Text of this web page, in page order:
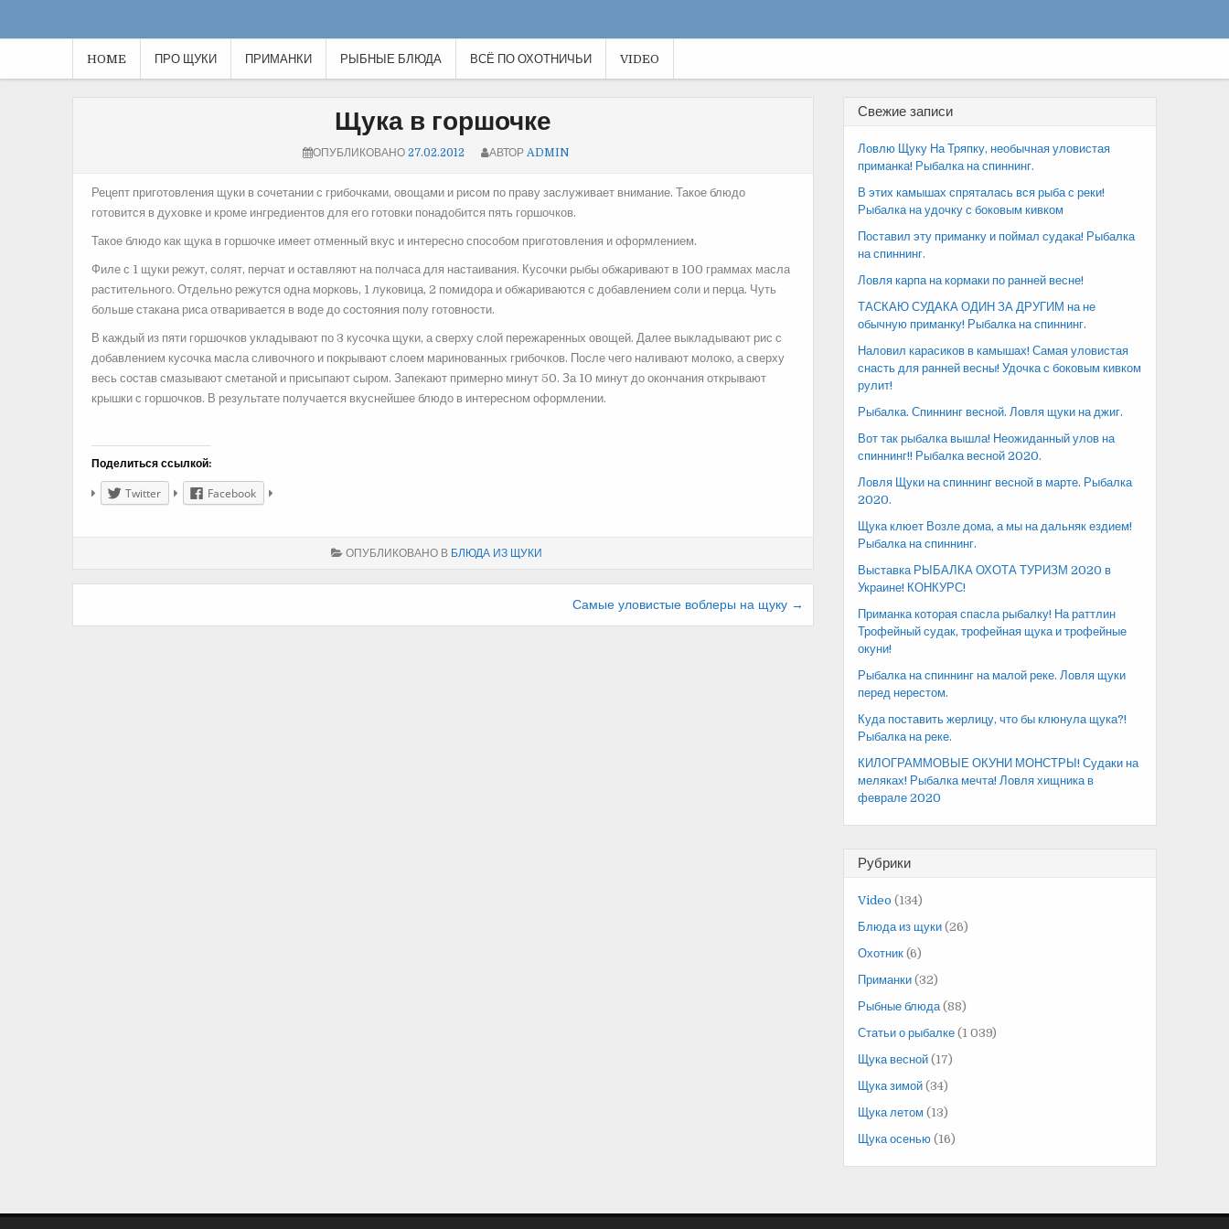
HOME ПРО ЩУКИ ПРИМАНКИ РЫБНЫЕ БЛЮДА ВСЁ ПО ОХОТНИЧЬИ VIDEO
Щука в горшочке
ОПУБЛИКОВАНО 27.02.2012 АВТОР ADMIN
Рецепт приготовления щуки в сочетании с грибочками, овощами и рисом по праву заслуживает внимание. Такое блюдо
готовится в духовке и кроме ингредиентов для его готовки понадобится пять горшочков.
Такое блюдо как щука в горшочке имеет отменный вкус и интересно способом приготовления и оформлением.
Филе с 1 щуки режут, солят, перчат и оставляют на полчаса для настаивания. Кусочки рыбы обжаривают в 100 граммах масла
растительного. Отдельно режутся одна морковь, 1 луковица, 2 помидора и обжариваются с добавлением соли и перца. Чуть
больше стакана риса отваривается в воде до состояния полу готовности.
В каждый из пяти горшочков укладывают по 3 кусочка щуки, а сверху слой пережаренных овощей. Далее выкладывают рис с
добавлением кусочка масла сливочного и покрывают слоем маринованных грибочков. После чего наливают молоко, а сверху
весь состав смазывают сметаной и присыпают сыром. Запекают примерно минут 50. За 10 минут до окончания открывают
крышки с горшочков. В результате получается вкуснейшее блюдо в интересном оформлении.
Поделиться ссылкой:
Twitter Facebook
ОПУБЛИКОВАНО В БЛЮДА ИЗ ЩУКИ
Самые уловистые воблеры на щуку →
Свежие записи
Ловлю Щуку На Тряпку, необычная уловистая
приманка! Рыбалка на спиннинг.
В этих камышах спряталась вся рыба с реки!
Рыбалка на удочку с боковым кивком
Поставил эту приманку и поймал судака! Рыбалка
на спиннинг.
Ловля карпа на кормаки по ранней весне!
ТАСКАЮ СУДАКА ОДИН ЗА ДРУГИМ на не
обычную приманку! Рыбалка на спиннинг.
Наловил карасиков в камышах! Самая уловистая
снасть для ранней весны! Удочка с боковым кивком
рулит!
Рыбалка. Спиннинг весной. Ловля щуки на джиг.
Вот так рыбалка вышла! Неожиданный улов на
спиннинг!! Рыбалка весной 2020.
Ловля Щуки на спиннинг весной в марте. Рыбалка
2020.
Щука клюет Возле дома, а мы на дальняк ездием!
Рыбалка на спиннинг.
Выставка РЫБАЛКА ОХОТА ТУРИЗМ 2020 в
Украине! КОНКУРС!
Приманка которая спасла рыбалку! На раттлин
Трофейный судак, трофейная щука и трофейные
окуни!
Рыбалка на спиннинг на малой реке. Ловля щуки
перед нерестом.
Куда поставить жерлицу, что бы клюнула щука?!
Рыбалка на реке.
КИЛОГРАММОВЫЕ ОКУНИ МОНСТРЫ! Судаки на
меляках! Рыбалка мечта! Ловля хищника в
феврале 2020
Рубрики
Video (134)
Блюда из щуки (26)
Охотник (6)
Приманки (32)
Рыбные блюда(88)
Статьи о рыбалке (1 039)
Щука весной (17)
Щука зимой (34)
Щука летом (13)
Щука осенью (16)